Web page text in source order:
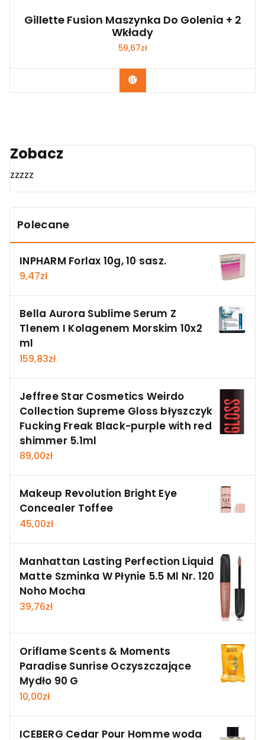
Gillette Fusion Maszynka Do Golenia + 2
Wkłady
59,67zł
Zobacz
Zobacz
zzzzz
Polecane
INPHARM Forlax 10g, 10 sasz.
9,47zł
Bella Aurora Sublime Serum Z
Tlenem I Kolagenem Morskim 10x2
ml
159,83zł
Jeffree Star Cosmetics Weirdo
Collection Supreme Gloss błyszczyk
Fucking Freak Black-purple with red
shimmer 5.1ml
89,00zł
Makeup Revolution Bright Eye
Concealer Toffee
45,00zł
Manhattan Lasting Perfection Liquid
Matte Szminka W Płynie 5.5 Ml Nr. 120
Noho Mocha
39,76zł
Oriflame Scents & Moments
Paradise Sunrise Oczyszczające
Mydło 90 G
10,00zł
ICEBERG Cedar Pour Homme woda